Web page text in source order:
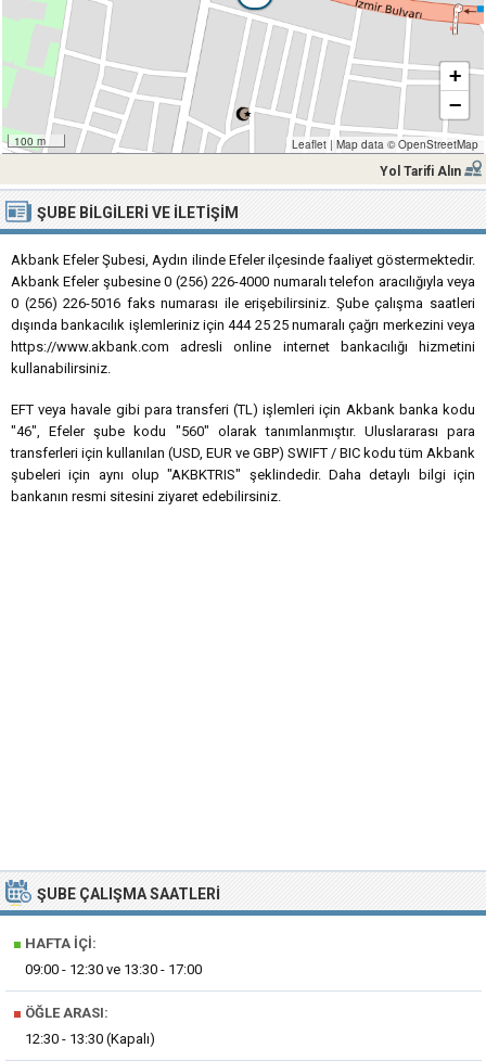
100 m
+
−
Leaflet | Map data © OpenStreetMap
Yol Tarifi Alın
ŞUBE BILGILERI VE İLETIŞIM
Akbank Efeler Şubesi, Aydın ilinde Efeler ilçesinde faaliyet göstermektedir.
Akbank Efeler şubesine 0 (256) 226-4000 numaralı telefon aracılığıyla veya
0 (256) 226-5016 faks numarası ile erişebilirsiniz. Şube çalışma saatleri
dışında bankacılık işlemleriniz için 444 25 25 numaralı çağrı merkezini veya
https://www.akbank.com adresli online internet bankacılığı hizmetini
kullanabilirsiniz.
EFT veya havale gibi para transferi (TL) işlemleri için Akbank banka kodu
"46", Efeler şube kodu "560" olarak tanımlanmıştır. Uluslararası para
transferleri için kullanılan (USD, EUR ve GBP) SWIFT / BIC kodu tüm Akbank
şubeleri için aynı olup "AKBKTRIS" şeklindedir. Daha detaylı bilgi için
bankanın resmi sitesini ziyaret edebilirsiniz.
ŞUBE ÇALIŞMA SAATLERI
■ HAFTA İÇI:
09:00 - 12:30 ve 13:30 - 17:00
■ ÖĞLE ARASI:
12:30 - 13:30 (Kapalı)